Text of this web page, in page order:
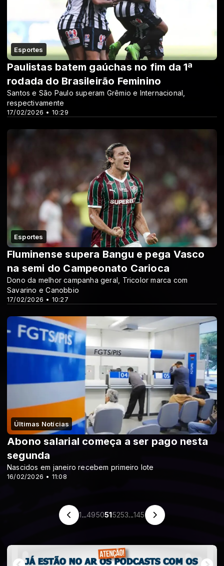
Esportes
17/02/2026 • 10:29
Paulistas batem gaúchas no fim da 1ª
rodada do Brasileirão Feminino
Santos e São Paulo superam Grêmio e Internacional,
respectivamente
Esportes
17/02/2026 • 10:27
Fluminense supera Bangu e pega Vasco
na semi do Campeonato Carioca
Dono da melhor campanha geral, Tricolor marca com
Savarino e Canobbio
Últimas Notícias
16/02/2026 • 11:08
Abono salarial começa a ser pago nesta
segunda
Nascidos em janeiro recebem primeiro lote
1...4950515253...145